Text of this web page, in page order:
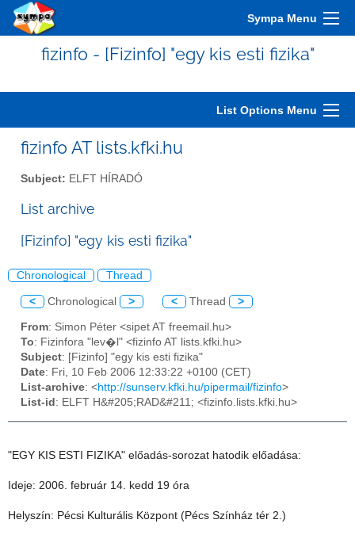
Sympa Menu
fizinfo - [Fizinfo] "egy kis esti fizika"
List Options Menu
fizinfo AT lists.kfki.hu
Subject: ELFT HÍRADÓ
List archive
[Fizinfo] "egy kis esti fizika"
Chronological Thread
< Chronological > < Thread >
From: Simon Péter <sipet AT freemail.hu>
To: Fizinfora "lev�l" <fizinfo AT lists.kfki.hu>
Subject: [Fizinfo] "egy kis esti fizika"
Date: Fri, 10 Feb 2006 12:33:22 +0100 (CET)
List-archive: <http://sunserv.kfki.hu/pipermail/fizinfo>
List-id : ELFT H&#205;RAD&#211; <fizinfo.lists.kfki.hu>
"EGY KIS ESTI FIZIKA" előadás-sorozat hatodik előadása:
Ideje: 2006. február 14. kedd 19 óra
Helyszín: Pécsi Kulturális Központ (Pécs Színház tér 2.)